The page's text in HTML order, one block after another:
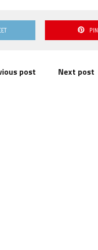
PIN
post Next post